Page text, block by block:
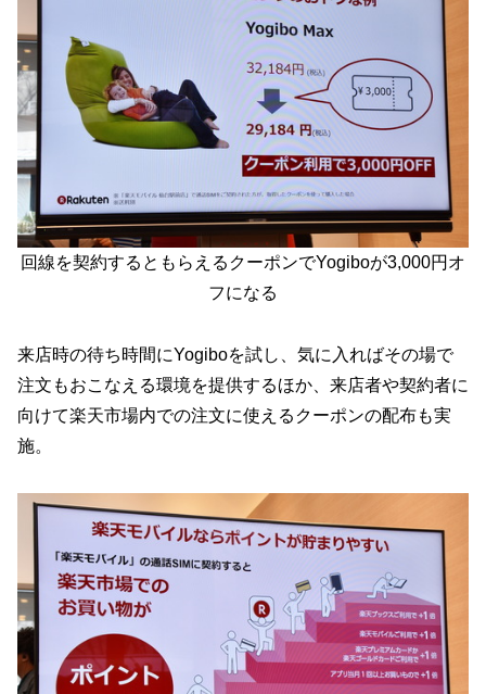
回線を契約するともらえるクーポンでYogiboが3,000円オ
フになる
来店時の待ち時間にYogiboを試し、気に入ればその場で
注文もおこなえる環境を提供するほか、来店者や契約者に
向けて楽天市場内での注文に使えるクーポンの配布も実
施。